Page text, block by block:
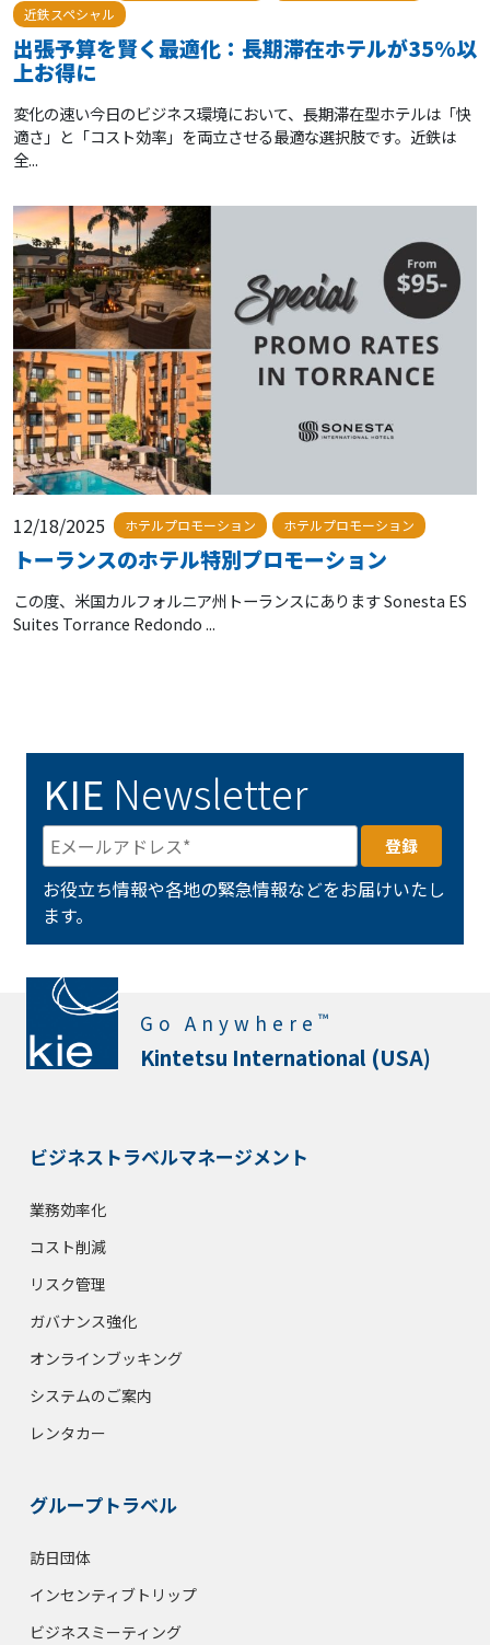
近鉄スペシャル
出張予算を賢く最適化：長期滞在ホテルが35%以
上お得に
変化の速い今日のビジネス環境において、長期滞在型ホテルは「快
適さ」と「コスト効率」を両立させる最適な選択肢です。近鉄は
全...
12/18/2025 ホテルプロモーション ホテルプロモーション
トーランスのホテル特別プロモーション
この度、米国カルフォルニア州トーランスにあります Sonesta ES
Suites Torrance Redondo ...
KIE Newsletter
お役立ち情報や各地の緊急情報などをお届けいたし
ます。
Go Anywhere ™
Kintetsu International (USA)
ビジネストラベルマネージメント
業務効率化
コスト削減
リスク管理
ガバナンス強化
オンラインブッキング
システムのご案内
レンタカー
グループトラベル
訪日団体
インセンティブトリップ
ビジネスミーティング